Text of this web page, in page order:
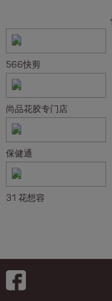
566快剪
尚品花胶专门店
保健通
31 花想容